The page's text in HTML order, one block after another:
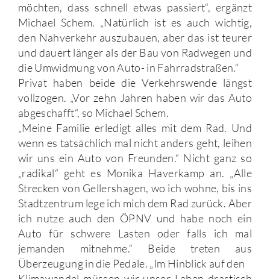
möchten, dass schnell etwas passiert“, ergänzt
Michael Schem. „Natürlich ist es auch wichtig,
den Nahverkehr auszubauen, aber das ist teurer
und dauert länger als der Bau von Radwegen und
die Umwidmung von Auto- in Fahrradstraßen.“
Privat haben beide die Verkehrswende längst
vollzogen. „Vor zehn Jahren haben wir das Auto
abgeschafft“, so Michael Schem.
„Meine Familie erledigt alles mit dem Rad. Und
wenn es tatsächlich mal nicht anders geht, leihen
wir uns ein Auto von Freunden.“ Nicht ganz so
„radikal“ geht es Monika Haverkamp an. „Alle
Strecken von Gellershagen, wo ich wohne, bis ins
Stadtzentrum lege ich mich dem Rad zurück. Aber
ich nutze auch den ÖPNV und habe noch ein
Auto für schwere Lasten oder falls ich mal
jemanden mitnehme.“ Beide treten aus
Überzeugung in die Pedale. „Im Hinblick auf den